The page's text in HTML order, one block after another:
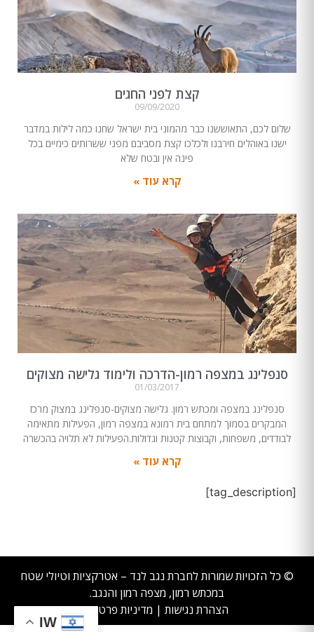
קצת לפני החגים
09/09/2020
שלום לכם, התאוששנו כבר מהמוני בית ישראל שחנו כמה לילות במדבר
ישנו באוהלים חירבנו ולכלכו קצת מסביבם מפני ששרותים כימיים בכל
פינה אין ובטח שלא
קרא עוד »
סנפלינג במצפה רמון-הדרכה ולימוד גלישה מצוקים
01/03/2017
סנפלינג במצפה ומכתש רמון. גלישה מצוקים-סנפלינג במצוק מרכז
המבקרים בסמוך למתחם בית רמונא במצפה רמון, הפעילות מתאימה
לבודדים, משפחות, וקבוצות קטנות וגדולות.הפעילות לא תלויה בהכשרה
קרא עוד »
[tag_description]
© כל הזכויות שמורות לחברת נגב לנד – אטרקציות וטיולי שטח
במכתש רמון, מצפה רמון והנגב.
הצהרת נגישות | מדיניות פרטיות
IW